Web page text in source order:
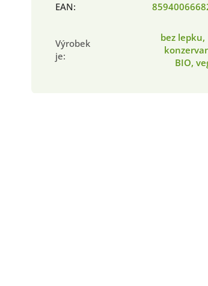
EAN:
Výrobek
je:
bez lepku,
BIO,